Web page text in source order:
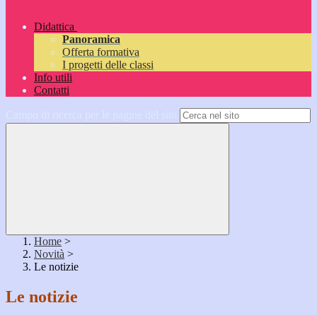
Didattica
Panoramica
Offerta formativa
I progetti delle classi
Info utili
Contatti
Home >
Novità >
Le notizie
Le notizie